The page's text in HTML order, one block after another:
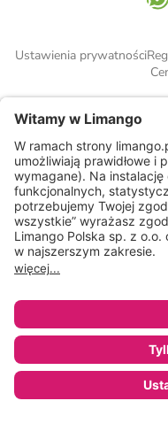
Ustawienia prywatności